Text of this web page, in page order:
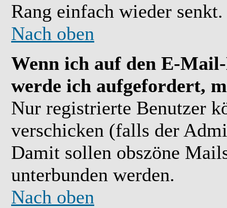
Rang einfach wieder senkt.
Nach oben
Wenn ich auf den E-
werde ich aufgefordert,
Nur registrierte Benutzer
verschicken (falls der
Damit sollen obszöne
unterbunden werden.
Nach oben